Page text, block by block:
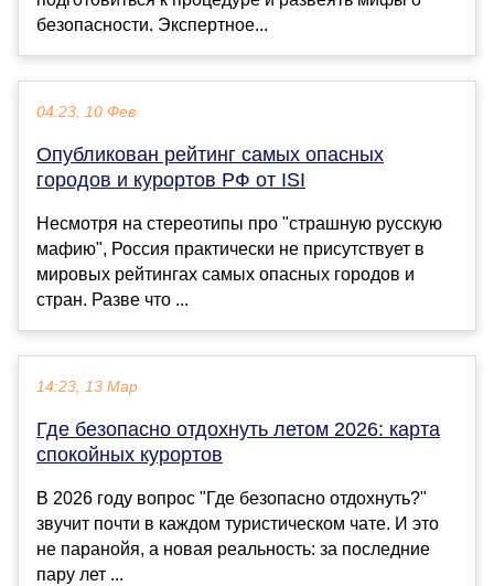
безопасности. Экспертное...
04:23, 10 Фев
Опубликован рейтинг самых опасных
городов и курортов РФ от ISI
Несмотря на стереотипы про "страшную русскую
мафию", Россия практически не присутствует в
мировых рейтингах самых опасных городов и
стран. Разве что ...
14:23, 13 Мар
Где безопасно отдохнуть летом 2026: карта
спокойных курортов
В 2026 году вопрос "Где безопасно отдохнуть?"
звучит почти в каждом туристическом чате. И это
не паранойя, а новая реальность: за последние
пару лет ...